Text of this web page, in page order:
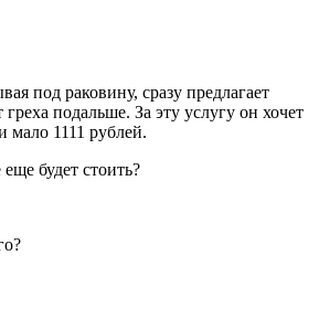
под раковину, сразу предлагает
греха подальше. За эту услугу он хочет
мало 1111 рублей.
будет стоить?